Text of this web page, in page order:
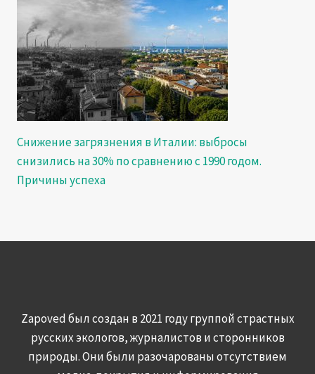
Снижение загрязнения в Италии: выбросы
снизились на 30% по сравнению с 1990 годом.
Причины успеха
Zapoved был создан в 2021 году группой страстных
русских экологов, журналистов и сторонников
природы. Они были разочарованы отсутствием